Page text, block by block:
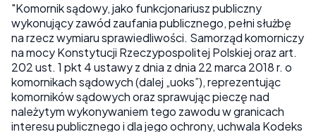
"Komornik sądowy, jako funkcjonariusz publiczny
wykonujący zawód zaufania publicznego, pełni służbę
na rzecz wymiaru sprawiedliwości. Samorząd komorniczy
na mocy Konstytucji Rzeczypospolitej Polskiej oraz art.
202 ust. 1 pkt 4 ustawy z dnia z dnia 22 marca 2018 r. o
komornikach sądowych (dalej „uoks”), reprezentując
komorników sądowych oraz sprawując pieczę nad
należytym wykonywaniem tego zawodu w granicach
interesu publicznego i dla jego ochrony, uchwala Kodeks